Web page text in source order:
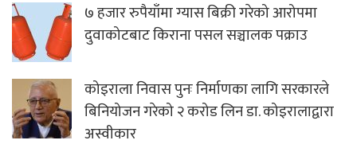
७ हजार रुपैयाँमा ग्यास बिक्री गरेको आरोपमा
दुवाकोटबाट किराना पसल सञ्चालक पक्राउ
कोइराला निवास पुनः निर्माणका लागि सरकारले
बिनियोजन गरेको २ करोड लिन डा. कोइरालाद्वारा
अस्वीकार